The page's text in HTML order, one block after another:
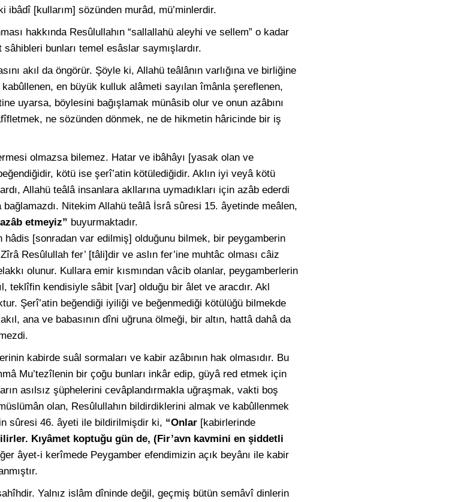
ibâdî [kullarım] sözünden murâd, mü’minlerdir.
hakkında Resûlullahın “sallallahü aleyhi ve sellem” o kadar
bunları temel esâslar saymışlardır.
akıl da öngörür. Şöyle ki, Allahü teâlânın varlığına ve birliğine
en büyük kulluk alâmeti sayılan îmânla şereflenen,
uyarsa, böylesini bağışlamak münâsib olur ve onun azâbını
ne sözünden dönmek, ne de hikmetin hâricinde bir iş
olmazsa bilemez. Hatar ve ibâhâyı [yasak olan ve
kötü ise şerî’atin kötülediğidir. Aklın iyi veyâ kötü
Allahü teâlâ insanlara akllarına uymadıkları için azâb ederdi
Nitekim Allahü teâlâ İsrâ sûresi 15. âyetinde meâlen,
etmeyiz” buyurmaktadır.
hâdis [sonradan var edilmiş] olduğunu bilmek, bir peygamberin
Resûlullah fer’ [tâli]dir ve aslın fer’ine muhtâc olması câiz
olunur. Kullara emir kısmından vâcib olanlar, peygamberlerin
teklîfin kendisiyle sâbit [var] olduğu bir âlet ve aracdır. Akl
Şerî’atin beğendiği iyiliği ve beğenmediği kötülüğü bilmekde
ana ve babasının dîni uğruna ölmeği, bir altın, hattâ dahâ da
kabirde suâl sormaları ve kabir azâbının hak olmasıdır. Bu
Mu’tezîlenin bir çoğu bunları inkâr edip, güyâ red etmek için
asılsız şüphelerini cevâplandırmakla uğraşmak, vakti boş
olan, Resûlullahın bildirdiklerini almak ve kabûllenmek
sûresi 46. âyeti ile bildirilmişdir ki, “Onlar [kabirlerinde
Kıyâmet koptuğu gün de, (Fir’avn kavmini en şiddetli
âyet-i kerîmede Peygamber efendimizin açık beyânı ile kabir
Yalnız islâm dîninde değil, geçmiş bütün semâvî dinlerin